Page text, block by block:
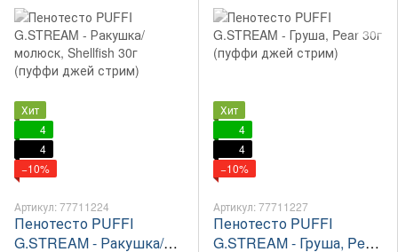
Хит
4
4
−10%
Артикул: 77711224
Пенотесто PUFFI
G.STREAM - Ракушка/
Хит
4
4
−10%
Артикул: 77711227
Пенотесто PUFFI
G.STREAM - Груша, Pear